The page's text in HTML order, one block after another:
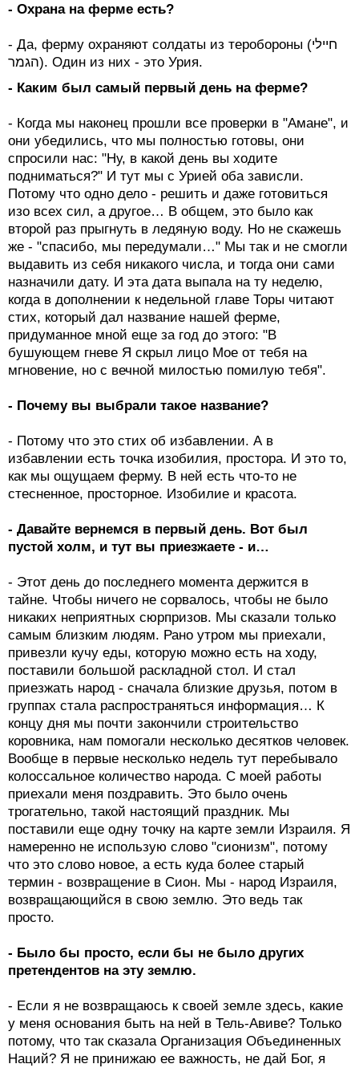
- Охрана на ферме есть?
- Да, ферму охраняют солдаты из теробороны (חיילי
הגמר). Один из них - это Урия.
- Каким был самый первый день на ферме?
- Когда мы наконец прошли все проверки в "Амане", и
они убедились, что мы полностью готовы, они
спросили нас: "Ну, в какой день вы ходите
подниматься?" И тут мы с Урией оба зависли.
Потому что одно дело - решить и даже готовиться
изо всех сил, а другое… В общем, это было как
второй раз прыгнуть в ледяную воду. Но не скажешь
же - "спасибо, мы передумали…" Мы так и не смогли
выдавить из себя никакого числа, и тогда они сами
назначили дату. И эта дата выпала на ту неделю,
когда в дополнении к недельной главе Торы читают
стих, который дал название нашей ферме,
придуманное мной еще за год до этого: "В
бушующем гневе Я скрыл лицо Мое от тебя на
мгновение, но с вечной милостью помилую тебя".
- Почему вы выбрали такое название?
- Потому что это стих об избавлении. А в
избавлении есть точка изобилия, простора. И это то,
как мы ощущаем ферму. В ней есть что-то не
стесненное, просторное. Изобилие и красота.
- Давайте вернемся в первый день. Вот был
пустой холм, и тут вы приезжаете - и…
- Этот день до последнего момента держится в
тайне. Чтобы ничего не сорвалось, чтобы не было
никаких неприятных сюрпризов. Мы сказали только
самым близким людям. Рано утром мы приехали,
привезли кучу еды, которую можно есть на ходу,
поставили большой раскладной стол. И стал
приезжать народ - сначала близкие друзья, потом в
группах стала распространяться информация… К
концу дня мы почти закончили строительство
коровника, нам помогали несколько десятков человек.
Вообще в первые несколько недель тут перебывало
колоссальное количество народа. С моей работы
приехали меня поздравить. Это было очень
трогательно, такой настоящий праздник. Мы
поставили еще одну точку на карте земли Израиля. Я
намеренно не использую слово "сионизм", потому
что это слово новое, а есть куда более старый
термин - возвращение в Сион. Мы - народ Израиля,
возвращающийся в свою землю. Это ведь так
просто.
- Было бы просто, если бы не было других
претендентов на эту землю.
- Если я не возвращаюсь к своей земле здесь, какие
у меня основания быть на ней в Тель-Авиве? Только
потому, что так сказала Организация Объединенных
Наций? Я не принижаю ее важность, не дай Бог, я